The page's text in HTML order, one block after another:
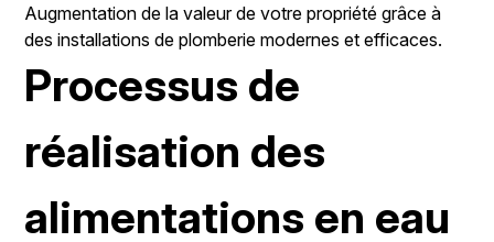
Augmentation de la valeur de votre propriété grâce à
des installations de plomberie modernes et efficaces.
Processus de
réalisation des
alimentations en eau